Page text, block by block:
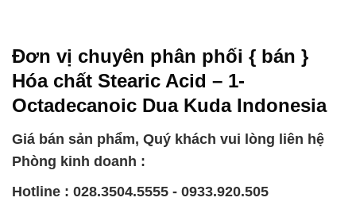
Đơn vị chuyên phân phối { bán }
Hóa chất Stearic Acid – 1-
Octadecanoic Dua Kuda Indonesia
Giá bán sản phẩm, Quý khách vui lòng liên hệ
Phòng kinh doanh :
Hotline : 028.3504.5555 - 0933.920.505